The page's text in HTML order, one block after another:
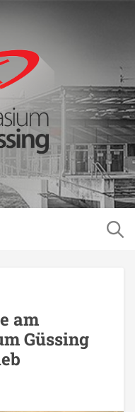
am
Güssing